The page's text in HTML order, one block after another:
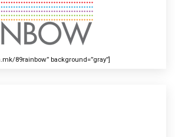
89rainbow” background=”gray”]